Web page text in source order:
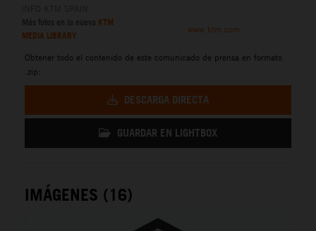
KTM
MEDIA LIBRARY
www.ktm.com
Obtener todo el contenido de este comunicado de prensa en formato
.zip:
DESCARGA DIRECTA
GUARDAR EN LIGHTBOX
IMÁGENES (16)